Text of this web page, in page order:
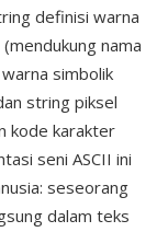
definisi warna
nama
simbolik
string piksel
kode karakter
seni ASCII ini
seseorang
dalam teks